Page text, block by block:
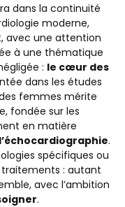
dans la continuité
moderne,
avec une attention
à une thématique
: le cœur des
dans les études
femmes mérite
fondée sur les
en matière
.
spécifiques ou
: autant
avec l’ambition
.